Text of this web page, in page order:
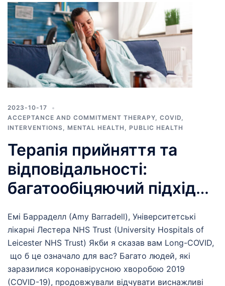
2023-10-17
ACCEPTANCE AND COMMITMENT THERAPY, COVID,
INTERVENTIONS, MENTAL HEALTH , PUBLIC HEALTH
Терапія прийняття та
відповідальності:
багатообіцяючий підхід
COVID
Емі Барраделл (Amy Barradell), Університетські
лікарні Лестера NHS Trust (University Hospitals of
Leicester NHS Trust) Якби я сказав вам Long-COVID,
що б це означало для вас? Багато людей, які
заразилися коронавірусною хворобою 2019
(COVID-19), продовжували відчувати виснажливі